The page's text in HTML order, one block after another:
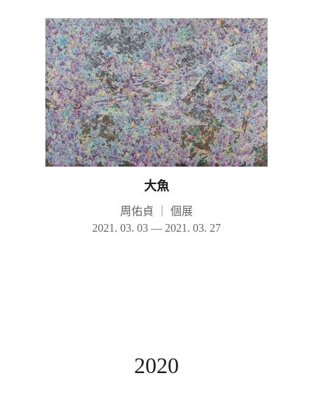
大魚
周佑貞
個展
2021. 03. 03 — 2021. 03. 27
2020